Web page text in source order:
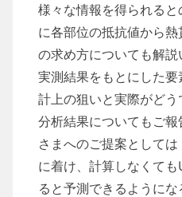
様々な情報を得られる
に各部位の抵抗値から
の求め方についても解説
実測結果をもとにした
計上の狙いと実際がど
分析結果についてもご
さまへのご提案として
に着け、計算しなくて
ると予測できるように